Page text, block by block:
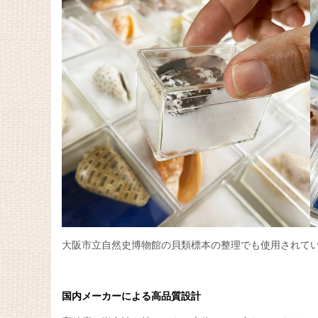
大阪市立自然史博物館の貝類標本の整理でも使用されて
国内メーカーによる高品質設計